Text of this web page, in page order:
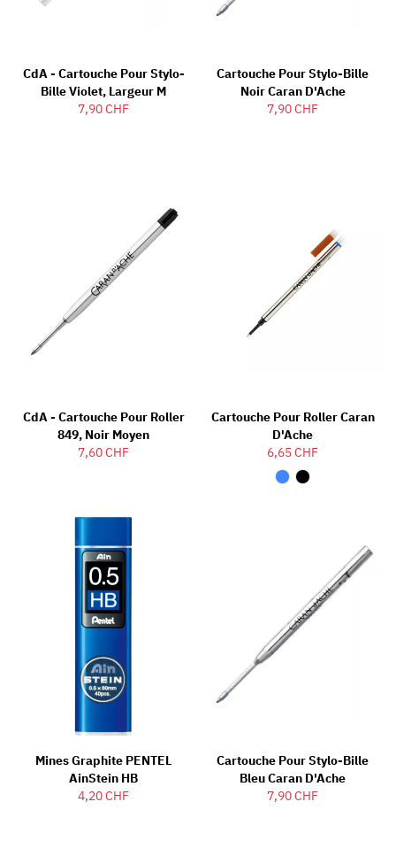
CdA - Cartouche Pour Stylo-
Bille Violet, Largeur M
7,90 CHF
Cartouche Pour Stylo-Bille
Noir Caran D'Ache
7,90 CHF
CdA - Cartouche Pour Roller
849, Noir Moyen
7,60 CHF
Cartouche Pour Roller Caran
D'Ache
6,65 CHF
Mines Graphite PENTEL
AinStein HB
4,20 CHF
Cartouche Pour Stylo-Bille
Bleu Caran D'Ache
7,90 CHF